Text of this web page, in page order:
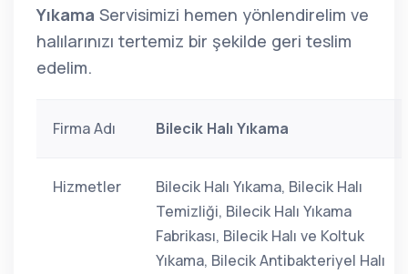
Yıkama Servisimizi hemen yönlendirelim ve
halılarınızı tertemiz bir şekilde geri teslim
edelim.
Firma Adı Bilecik Halı Yıkama
Hizmetler
Bilecik Halı Yıkama, Bilecik Halı
Temizliği, Bilecik Halı Yıkama
Fabrikası, Bilecik Halı ve Koltuk
Yıkama, Bilecik Antibakteriyel Halı